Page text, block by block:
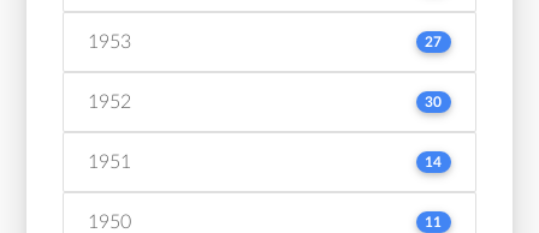
1953 27
1952 30
1951 14
1950 11